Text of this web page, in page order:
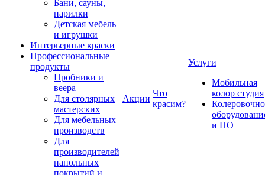
Бани, сауны,
парилки
Детская мебель
и игрушки
Интерьерные краски
Профессиональные
продукты
Пробники и
веера
Для столярных
мастерских
Для мебельных
производств
Для
производителей
напольных
покрытий и
Акции
Что
красим?
Услуги
Мобильная
колор студия
и ПО